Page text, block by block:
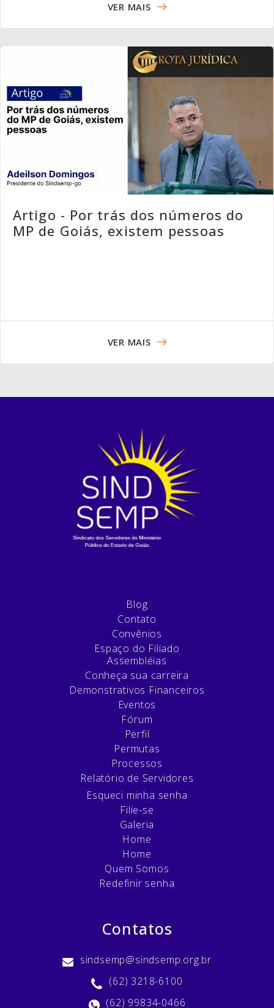
VER MAIS
Artigo - Por trás dos números do
MP de Goiás, existem pessoas
VER MAIS
Blog
Contato
Convênios
Espaço do Filiado
Assembléias
Conheça sua carreira
Demonstrativos Financeiros
Eventos
Fórum
Perfil
Permutas
Processos
Relatório de Servidores
Esqueci minha senha
Filie-se
Galeria
Home
Home
Quem Somos
Redefinir senha
Contatos
sindsemp@sindsemp.org.br
(62) 3218-6100
(62) 99834-0466